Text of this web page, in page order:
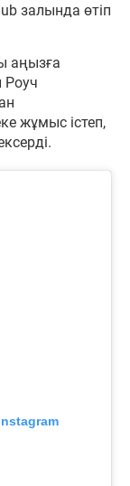
залында өтіп
аңызға
Роуч
жұмыс істеп,